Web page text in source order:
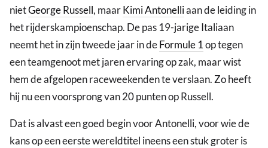
nietGeorge Russell, maarKimi Antonelliaan de leiding in
het rijderskampioenschap. De pas 19-jarige Italiaan
neemt het in zijn tweede jaar in deFormule 1op tegen
een teamgenoot met jaren ervaring op zak, maar wist
hem de afgelopen raceweekenden te verslaan. Zo heeft
hij nu een voorsprong van 20 punten op Russell.
Dat is alvast een goed begin voor Antonelli, voor wie de
kans op een eerste wereldtitel ineens een stuk groter is